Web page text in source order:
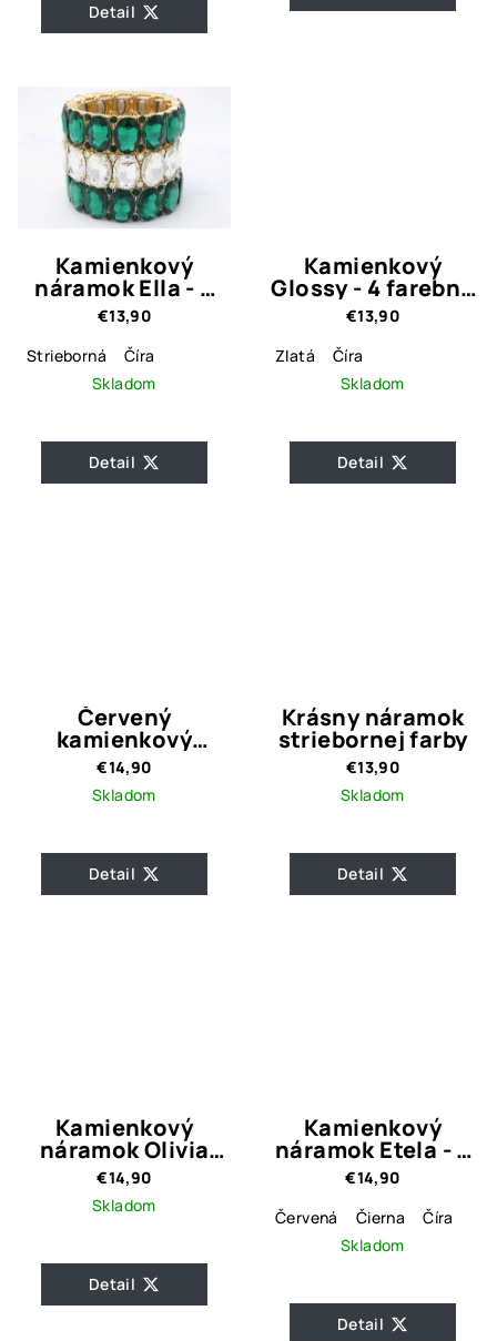
Detail
Kamienkový
náramok Ella - 3
farebné varianty
€13,90
Strieborná
Číra
Skladom
Detail
Kamienkový
Glossy - 4 farebné
varianty
€13,90
Zlatá
Číra
Skladom
Detail
Červený
kamienkový
náramok Tania
€14,90
Skladom
Detail
Krásny náramok
striebornej farby
€13,90
Skladom
Detail
Kamienkový
náramok Olivia
Red
€14,90
Skladom
Detail
Kamienkový
náramok Etela - 6
farebné varianty
€14,90
Červená
Čierna
Číra
Skladom
Detail